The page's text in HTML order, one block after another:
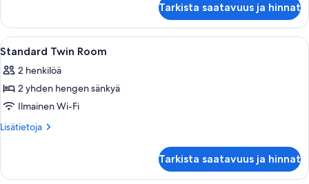
bed
possibility)
kuvat
standard-
huone
(kaksi
(extra
bed
Tarkista saatavuus ja hinnat
Avaa
kaikki
huonetyypin
Standard
Twin
Room
Kylpyhuone, jonka seinät on
1
Standard Twin Room
2 henkilöä
2 yhden hengen sänkyä
Ilmainen Wi-Fi
Lisätietoja
Lisätietoja
Room
Tarkista saatavuus ja hinnat